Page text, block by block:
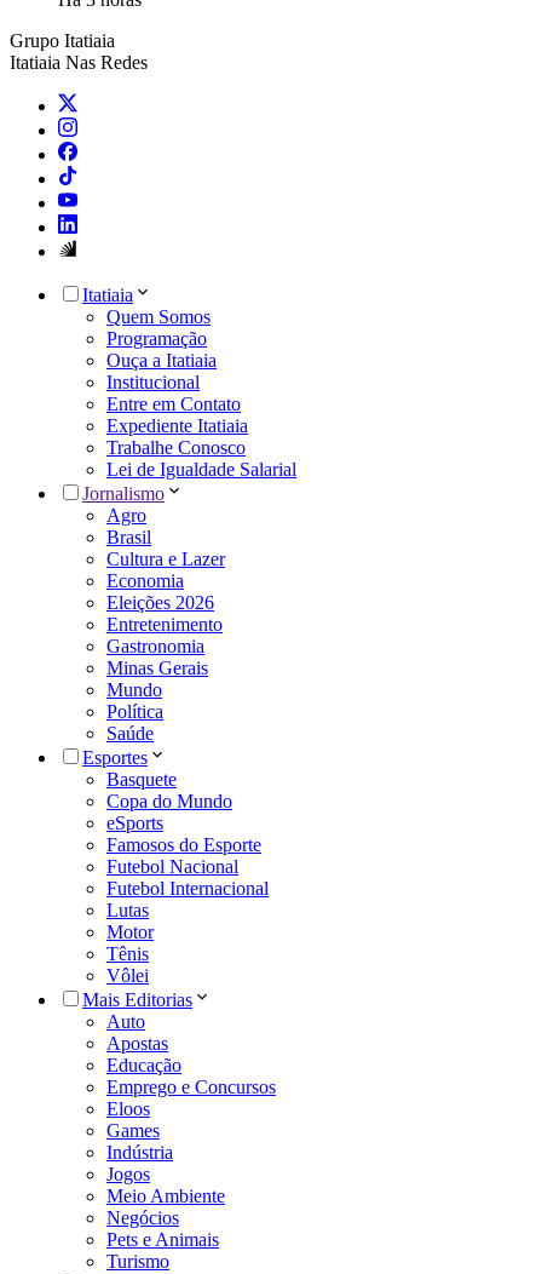
Grupo Itatiaia
Itatiaia Nas Redes
Itatiaia
Quem Somos
Programação
Ouça a Itatiaia
Institucional
Entre em Contato
Expediente Itatiaia
Trabalhe Conosco
Lei de Igualdade Salarial
Jornalismo
Agro
Brasil
Cultura e Lazer
Economia
Eleições 2026
Entretenimento
Gastronomia
Minas Gerais
Mundo
Política
Saúde
Esportes
Basquete
Copa do Mundo
eSports
Famosos do Esporte
Futebol Nacional
Futebol Internacional
Lutas
Motor
Tênis
Vôlei
Mais Editorias
Auto
Apostas
Educação
Emprego e Concursos
Eloos
Games
Indústria
Jogos
Meio Ambiente
Negócios
Pets e Animais
Turismo